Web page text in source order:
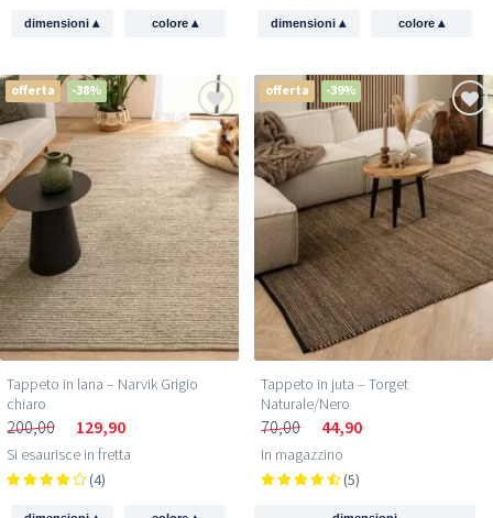
dimensioni▴ colore ▴ dimensioni▴ colore ▴
offerta -38%
Tappeto in lana – Narvik Grigio
chiaro
200,00 129,90
Si esaurisce in fretta
(4)
offerta -39%
Tappeto in juta – Torget
Naturale/Nero
70,00 44,90
In magazzino
(5)